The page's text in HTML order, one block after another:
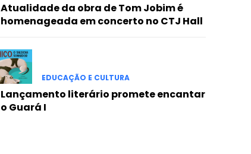
Atualidade da obra de Tom Jobim é
homenageada em concerto no CTJ Hall
EDUCAÇÃO E CULTURA
Lançamento literário promete encantar
o Guará I